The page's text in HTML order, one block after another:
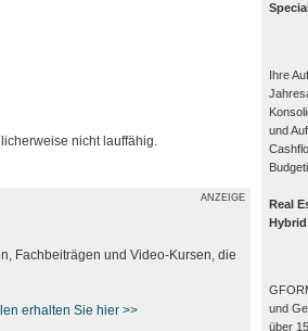
nicht lauffähig.
ANZEIGE
Fachbeiträgen und Video-Kursen, die
erhalten Sie hier >>
Ihre
und
Real
und
über